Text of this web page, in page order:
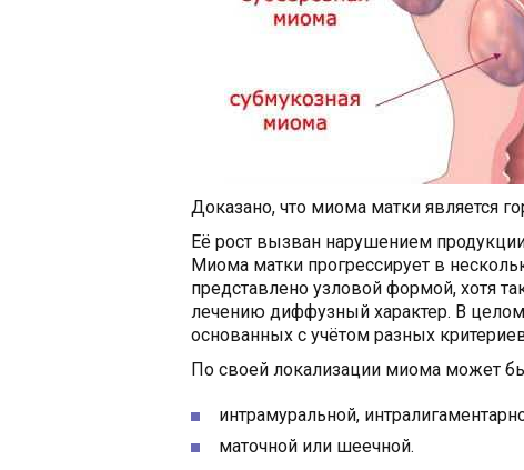
Доказано, что миома матки является
Её рост вызван нарушением
Миома матки прогрессирует в
представлено узловой формой, хотя
лечению диффузный характер. В
основанных с учётом разных
По своей локализации миома может
интрамуральной,
маточной или шеечной.